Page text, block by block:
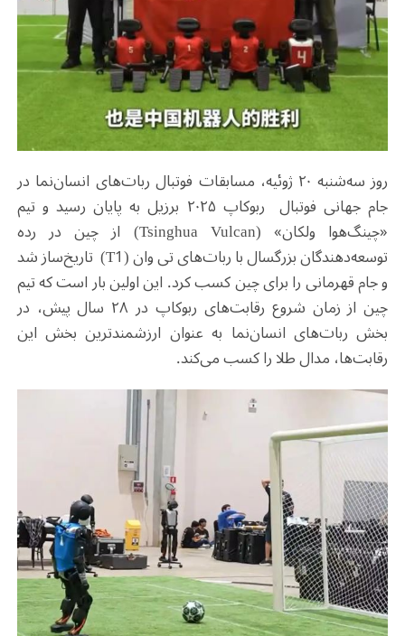
روز سه‌شنبه ۲۰ ژوئیه، مسابقات فوتبال ربات‌های انسان‌نما در
جام جهانی فوتبال ربوکاپ ۲۰۲۵ برزیل به پایان رسید و تیم
«چینگ‌هوا ولکان» (Tsinghua Vulcan) از چین در رده
توسعه‌دهندگان بزرگسال با ربات‌های تی وان (T1) تاریخ‌ساز شد
و جام قهرمانی را برای چین کسب کرد. این اولین بار است که تیم
چین از زمان شروع رقابت‌های ربوکاپ در ۲۸ سال پیش، در
بخش ربات‌های انسان‌نما به عنوان ارزشمندترین بخش این
رقابت‌ها، مدال طلا را کسب می‌کند.